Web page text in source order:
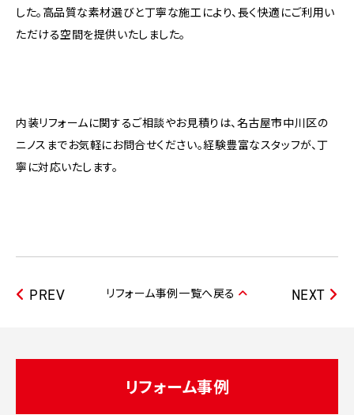
した。高品質な素材選びと丁寧な施工により、長く快適にご利用い
ただける空間を提供いたしました。
内装リフォームに関するご相談やお見積りは、名古屋市中川区の
ニノスまでお気軽にお問合せください。経験豊富なスタッフが、丁
寧に対応いたします。
PREV NEXT
リフォーム事例一覧へ戻る
リフォーム事例